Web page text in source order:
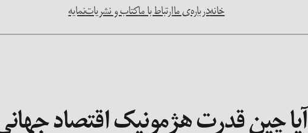
خانهدرباره‌ی ماارتباط با ماکتاب و نشریاتنمایه
آیا چین قدرت هژمونیک اقتصاد